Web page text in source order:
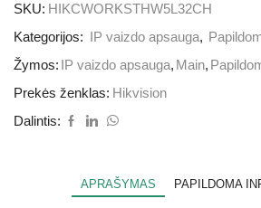
SKU: HIKCWORKSTHW5L32CH
Kategorijos:
IP vaizdo apsauga,
Žymos: IP vaizdo apsauga, Main,
Prekės ženklas: Hikvision
Dalintis:
APRAŠYMAS PAPILDOMA